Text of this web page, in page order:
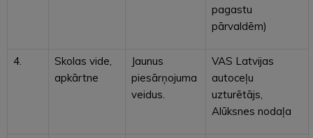
pagastu
pārvaldēm)
4.
Skolas vide,
apkārtne
Jaunus
piesārņojuma
veidus.
VAS Latvijas
autoceļu
uzturētājs,
Alūksnes nodaļa